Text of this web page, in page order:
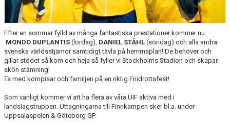
FUNKTIONÄRSINFO
SOMMARFRIIDROTTSSKOLAN
STATISTIK
Efter en sommar fylld av många fantastiska prestationer kommer nu
MONDO DUPLANTIS (lördag), DANIEL STÅHL (söndag) och alla andra
svenska världsstjärnor samtidigt tävla på hemmaplan! De behöver och
gillar stödet så kom och heja så fyller vi Stockholms Stadion och skapar
skön stämning!
Ta med kompisar och familjen på en riktig Friidrottsfest!
Som vanligt kommer vi att ha flera av våra UIF aktiva med i
landslagstruppen. Uttagningarna till Finnkampen sker bl.a. under
Uppsalaspelen & Göteborg GP.